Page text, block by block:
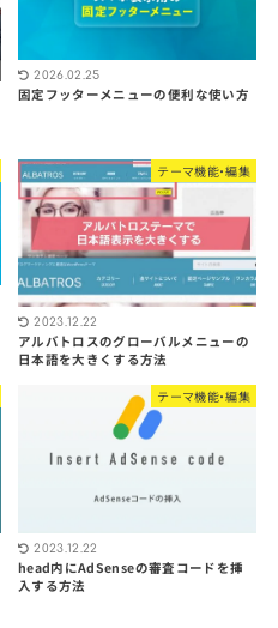
2026.02.25
固定フッターメニューの便利な使い方
テーマ機能・編集
2023.12.22
アルバトロスのグローバルメニューの
日本語を大きくする方法
テーマ機能・編集
2023.12.22
head内にAdSenseの審査コードを挿
入する方法